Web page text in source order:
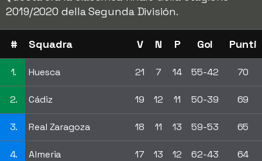
2019/2020 della Segunda División.
# Squadra V N P Gol Punti
1. Huesca 21 7 14 55-42 70
2. Cádiz 19 12 11 50-39 69
3. Real Zaragoza 18 11 13 59-53 65
4. Almeria 17 13 12 62-43 64